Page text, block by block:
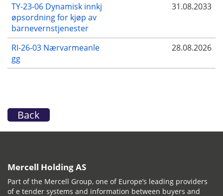
TY-23-06 Dynamisk innkj
øpsordning for kjøp av
barnevernstjenester
31.08.2033
RI-26-03 Nærvarmeanle
gg
28.08.2026
Back
Mercell Holding AS
Part of the Mercell Group, one of Europe’s leading providers
of e tender systems and information between buyers and